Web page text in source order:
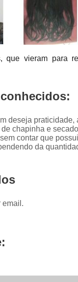
Manutenção
Perucas
Perucas sob
Peruca Front
Peruca Front
que vieram para
deseja praticidade,
chapinha e
contar que
da
email.